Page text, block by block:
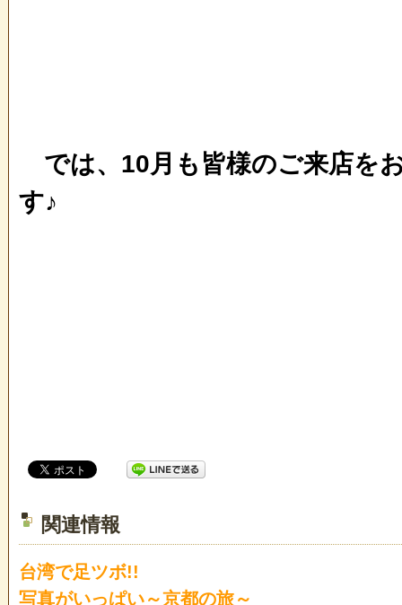
では、10月も皆様のご来店を
す♪
関連情報
台湾で足ツボ!!
写真がいっぱい～京都の旅～